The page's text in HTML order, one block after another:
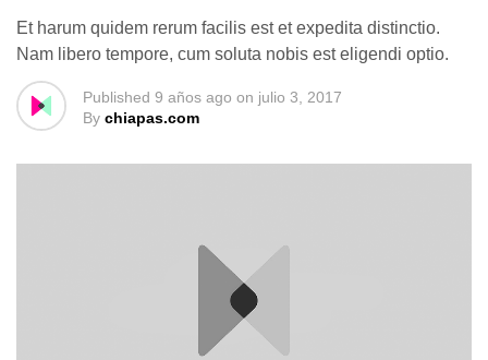
Et harum quidem rerum facilis est et expedita distinctio.
Nam libero tempore, cum soluta nobis est eligendi optio.
Published 9 años ago on julio 3, 2017
By chiapas.com